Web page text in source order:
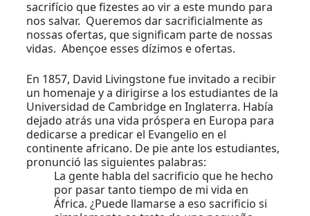
sacrifício que fizestes ao vir a este mundo para
nos salvar. Queremos dar sacrificialmente as
nossas ofertas, que significam parte de nossas
vidas. Abençoe esses dízimos e ofertas.
En 1857, David Livingstone fue invitado a recibir
un homenaje y a dirigirse a los estudiantes de la
Universidad de Cambridge en Inglaterra. Había
dejado atrás una vida próspera en Europa para
dedicarse a predicar el Evangelio en el
continente africano. De pie ante los estudiantes,
pronunció las siguientes palabras:
La gente habla del sacrificio que he hecho
por pasar tanto tiempo de mi vida en
África. ¿Puede llamarse a eso sacrificio si